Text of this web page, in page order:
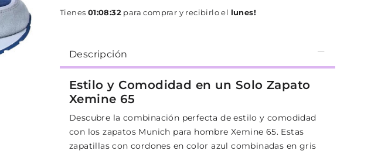
Tienes 01:08:31para comprar y recibirlo el lunes!
Descripción
Estilo y Comodidad en un Solo Zapato
Xemine 65
Descubre la combinación perfecta de estilo y comodidad
con los zapatos Munich para hombre Xemine 65. Estas
zapatillas con cordones en color azul combinadas en gris